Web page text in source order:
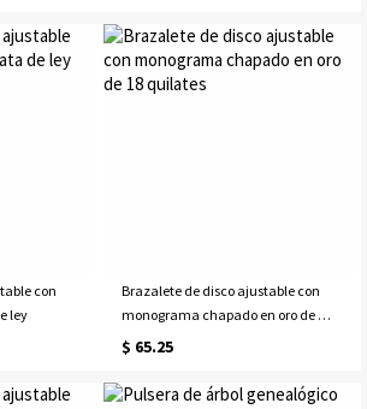
con
ley
Brazalete de disco ajustable con
monograma chapado en oro de 18
quilates
$ 65.25